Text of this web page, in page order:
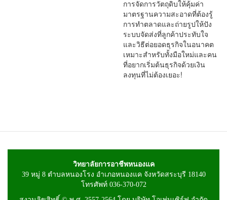
การจัดการวัตถุดิบให้คุ้มค่า
มาตรฐานความสะอาดที่ต้องรู้
การทำตลาดและถ่ายรูปให้ปัง
ระบบจัดส่งที่ลูกค้าประทับใจ
และวิธีต่อยอดธุรกิจในอนาคต
เหมาะสำหรับทั้งมือใหม่และคน
ที่อยากเริ่มต้นธุรกิจด้วยเงิน
ลงทุนที่ไม่ต้องเยอะ!
วิทยาลัยการอาชีพหนองแค
39 หมู่ 8 ตำบลหนองโรง อำเภอหนองแค จังหวัดสระบุรี 18140
โทรศัพท์ 036-370-072